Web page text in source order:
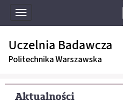
Toggle
navigation
Uczelnia Badawcza
Politechnika Warszawska
Aktualności